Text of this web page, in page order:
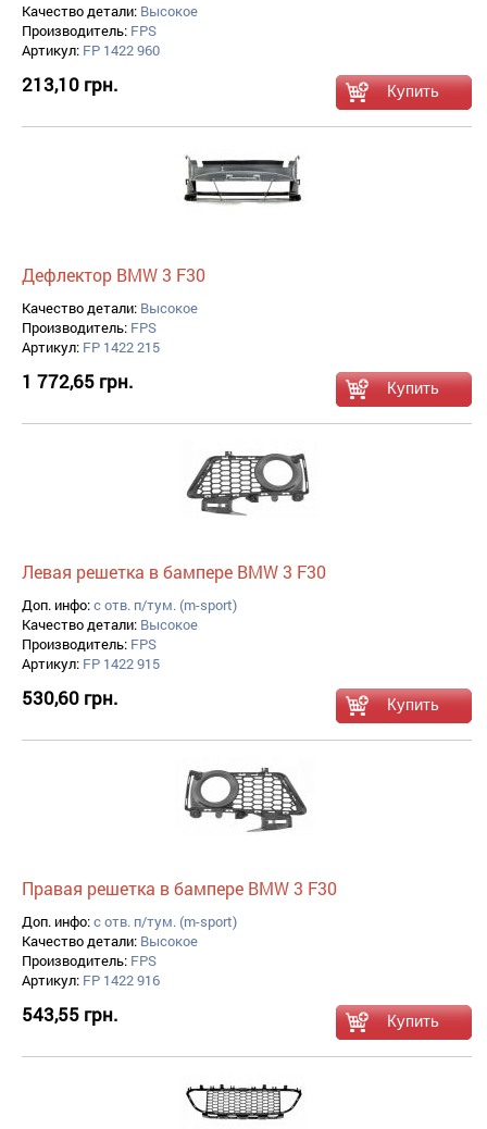
Качество детали: Высокое
Производитель: FPS
Артикул: FP 1422 960
213,10 грн.
Дефлектор BMW 3 F30
Качество детали: Высокое
Производитель: FPS
Артикул: FP 1422 215
1 772,65 грн.
Левая решетка в бампере BMW 3 F30
Доп. инфо:с отв. п/тум. (m-sport)
Качество детали: Высокое
Производитель: FPS
Артикул: FP 1422 915
530,60 грн.
Правая решетка в бампере BMW 3 F30
Доп. инфо:с отв. п/тум. (m-sport)
Качество детали: Высокое
Производитель: FPS
Артикул: FP 1422 916
543,55 грн.